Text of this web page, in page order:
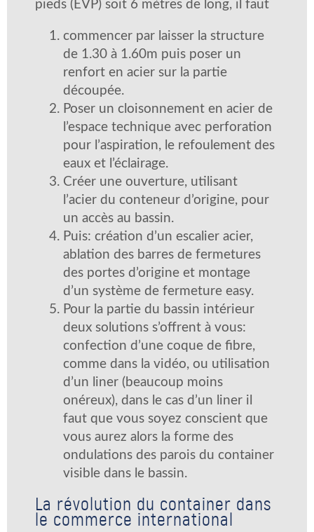
pieds (EVP) soit 6 mètres de long, il faut
commencer par laisser la structure
de 1.30 à 1.60m puis poser un
renfort en acier sur la partie
découpée.
Poser un cloisonnement en acier de
l’espace technique avec perforation
pour l’aspiration, le refoulement des
eaux et l’éclairage.
Créer une ouverture, utilisant
l’acier du conteneur d’origine, pour
un accès au bassin.
Puis: création d’un escalier acier,
ablation des barres de fermetures
des portes d’origine et montage
d’un système de fermeture easy.
Pour la partie du bassin intérieur
deux solutions s’offrent à vous:
confection d’une coque de fibre,
comme dans la vidéo, ou utilisation
d’un liner (beaucoup moins
onéreux), dans le cas d’un liner il
faut que vous soyez conscient que
vous aurez alors la forme des
ondulations des parois du container
visible dans le bassin.
La révolution du container dans
le commerce international